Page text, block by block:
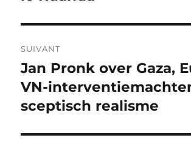
SUIVANT
Article
suivant :
Jan Pronk over Gaza,
VN-
sceptisch realisme